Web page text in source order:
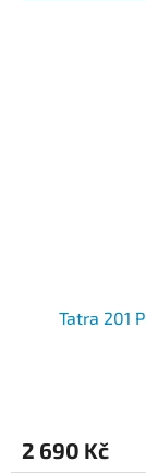
Tatra 201
2 690 Kč